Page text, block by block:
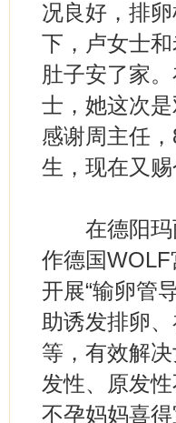
况良好，排
下，卢女士
肚子安了家
士，她这次
感谢周主任
生，现在又
在德阳玛
作德国
开展“输卵管
助诱发排卵
等，有效解
发性、原发
不孕妈妈喜得